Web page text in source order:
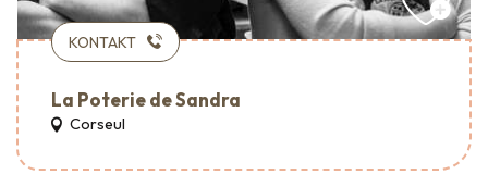
KONTAKT
La Poterie de Sandra
Corseul